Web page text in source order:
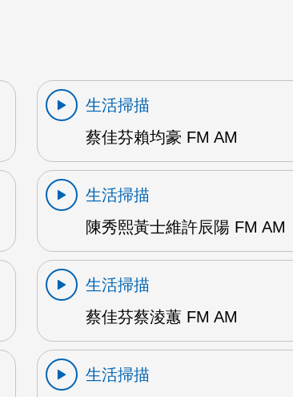
生活掃描
蔡佳芬賴均豪 FM AM
生活掃描
陳秀熙黃士維許辰陽 FM AM
生活掃描
蔡佳芬蔡淩蕙 FM AM
生活掃描